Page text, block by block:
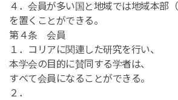
４．会員が多い国と地域では地域本部（
を置くことができる。
第４条 会員
１．コリアに関連した研究を行い、
本学会の目的に賛同する学者は、
すべて会員になることができる。
２．